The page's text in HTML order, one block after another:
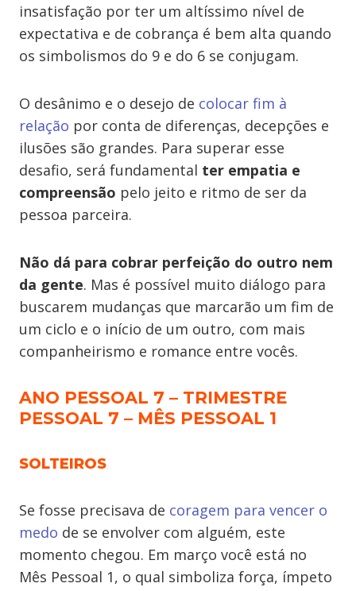
insatisfação por ter um altíssimo nível de
expectativa e de cobrança é bem alta quando
os simbolismos do 9 e do 6 se conjugam.
O desânimo e o desejo de colocar fim à
relação por conta de diferenças, decepções e
ilusões são grandes. Para superar esse
desafio, será fundamental ter empatia e
compreensão pelo jeito e ritmo de ser da
pessoa parceira.
Não dá para cobrar perfeição do outro nem
da gente. Mas é possível muito diálogo para
buscarem mudanças que marcarão um fim de
um ciclo e o início de um outro, com mais
companheirismo e romance entre vocês.
ANO PESSOAL 7 – TRIMESTRE
PESSOAL 7 – MÊS PESSOAL 1
SOLTEIROS
Se fosse precisava de coragem para vencer o
medo de se envolver com alguém, este
momento chegou. Em março você está no
Mês Pessoal 1, o qual simboliza força, ímpeto